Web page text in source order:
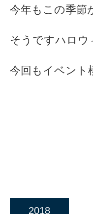
今年もこの季節
そうですハロウ
今回もイベント
2018